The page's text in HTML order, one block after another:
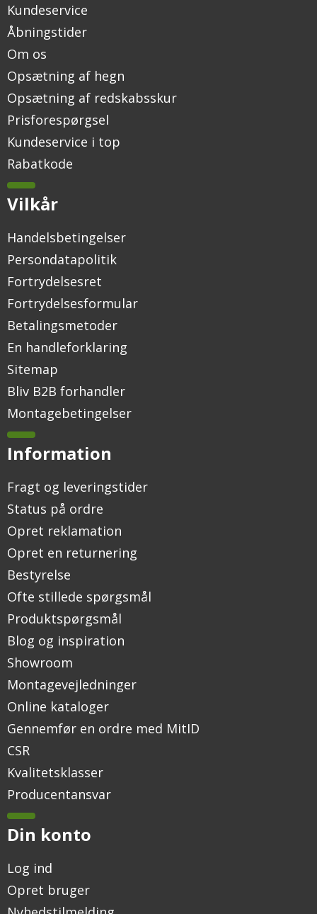
Kundeservice
Åbningstider
Om os
Opsætning af hegn
Opsætning af redskabsskur
Prisforespørgsel
Kundeservice i top
Rabatkode
Vilkår
Handelsbetingelser
Persondatapolitik
Fortrydelsesret
Fortrydelsesformular
Betalingsmetoder
En handleforklaring
Sitemap
Bliv B2B forhandler
Montagebetingelser
Information
Fragt og leveringstider
Status på ordre
Opret reklamation
Opret en returnering
Bestyrelse
Ofte stillede spørgsmål
Produktspørgsmål
Blog og inspiration
Showroom
Montagevejledninger
Online kataloger
Gennemfør en ordre med MitID
CSR
Kvalitetsklasser
Producentansvar
Din konto
Log ind
Opret bruger